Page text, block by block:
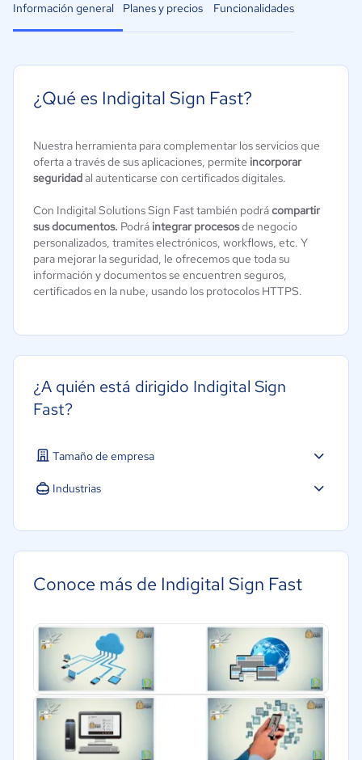
Información general Planes y precios Funcionalidades
¿Qué es Indigital Sign Fast?
Nuestra herramienta para complementar los servicios que
oferta a través de sus aplicaciones, permite incorporar
seguridadal autenticarse con certificados digitales.
Con Indigital Solutions Sign Fast también podrácompartir
sus documentos. Podrá integrar procesosde negocio
personalizados, tramites electrónicos, workflows, etc. Y
para mejorar la seguridad, le ofrecemos que toda su
información y documentos se encuentren seguros,
certificados en la nube, usando los protocolos HTTPS.
¿A quién está dirigido Indigital Sign
Fast?
Tamaño de empresa
Industrias
Telecomunicaciones
Salud
Conoce más de Indigital Sign Fast